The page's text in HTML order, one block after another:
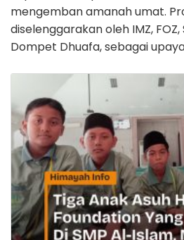
mengemban amanah umat.
diselenggarakan oleh IMZ,
Dompet Dhuafa, sebagai